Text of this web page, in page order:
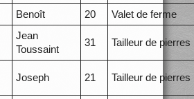
Benoît 20 Valet de ferme
Jean
Toussaint
31 Tailleur de pierres
Joseph 21 Tailleur de pierres